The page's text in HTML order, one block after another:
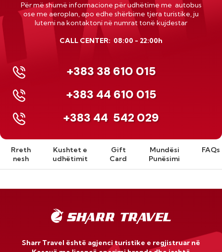
Për më shumë informacione për udhëtime me autobus
ose me aeroplan, apo edhe shërbime tjera turistike, ju
lutemi na kontaktoni në numrat tonë kujdestar
CALL CENTER: 08:00 - 22:00h
+383 38 610 015
+383 44 610 015
+383 44 542 029
Rreth
nesh
Kushtet e
udhëtimit
Gift
Card
Mundësi
Punësimi
FAQs
Sharr Travel është agjenci turistike e regjistruar në